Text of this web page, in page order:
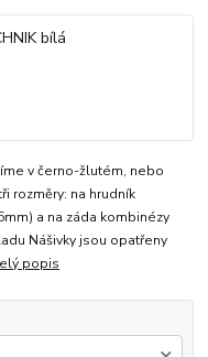
v černo-žlutém, nebo
rozměry: na hrudník
a na záda kombinézy
Nášivky jsou opatřeny
popis